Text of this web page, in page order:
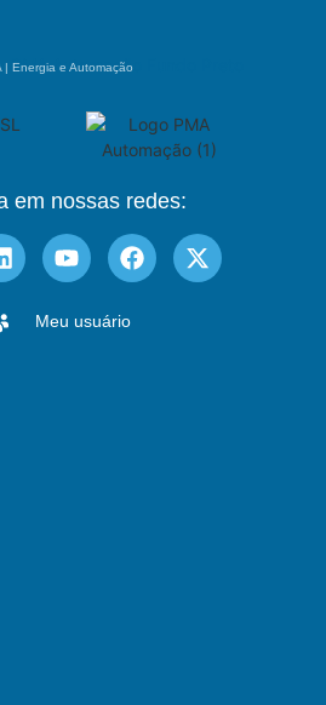
| Energia e Automação
em nossas redes:
Meu usuário